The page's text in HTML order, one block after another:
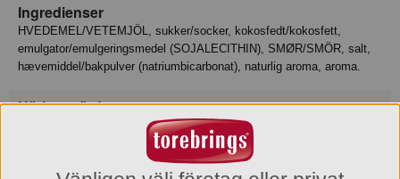
Ingredienser
HVEDEMEL/VETEMJÖL, sukker/socker, kokosfedt/kokosfett,
emulgator/emulgeringsmedel (SOJALECITHIN), SMØR/SMÖR, salt,
hævemiddel/bakpulver (natriumbicarbonat), naturlig aroma, aroma.
Näringsvärde
Tillagningsstatus: Ej tillagad